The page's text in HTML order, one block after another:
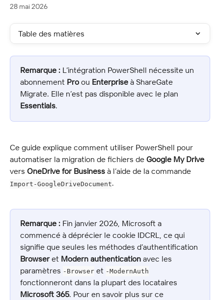
28 mai 2026
Table des matières
Remarque : L’intégration PowerShell nécessite un
abonnement Pro ou Enterprise à ShareGate
Migrate. Elle n’est pas disponible avec le plan
Essentials.
Ce guide explique comment utiliser PowerShell pour
automatiser la migration de fichiers de Google My Drive
vers OneDrive for Business à l’aide de la commande
Import-GoogleDriveDocument.
Remarque : Fin janvier 2026, Microsoft a
commencé à déprécier le cookie IDCRL, ce qui
signifie que seules les méthodes d’authentification
Browser et Modern authentication avec les
paramètres -Browser et -ModernAuth
fonctionneront dans la plupart des locataires
Microsoft 365. Pour en savoir plus sur ce